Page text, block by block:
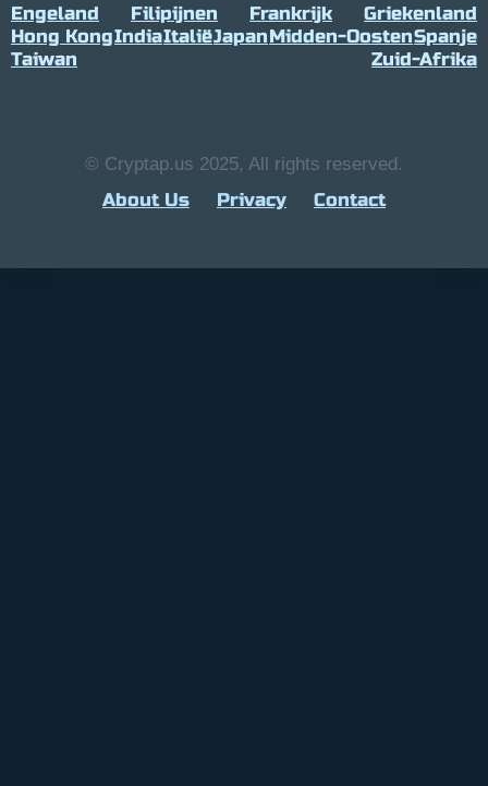
Engeland Filipijnen Frankrijk
Griekenland
Hong KongIndiaItaliëJapanMidden-OostenSpanje
Taiwan
Zuid-Afrika
© Cryptap.us 2025, All rights reserved.
About Us Privacy Contact